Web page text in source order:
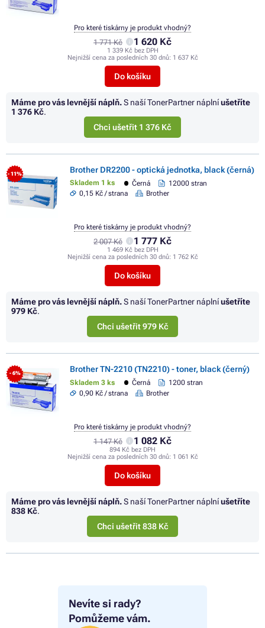
Nevíte si rady?
Pomůžeme vám.
1 771 Kč 1 620 Kč
1 339 Kč bez DPH
Nejnižší cena za posledních 30 dnů: 1 637 Kč
Do košíku
Pro které tiskárny je produkt vhodný?
Máme pro vás levnější náplň.S naší TonerPartner náplníušetříte
1 376 Kč.
Chci ušetřit 1 376 Kč
- 11% Brother DR2200 - optická jednotka, black (černá)
Skladem 1 ks Černá
12000 stran
0,15 Kč / strana
Brother
2 007 Kč 1 777 Kč
1 469 Kč bez DPH
Nejnižší cena za posledních 30 dnů: 1 762 Kč
Do košíku
Pro které tiskárny je produkt vhodný?
Máme pro vás levnější náplň.S naší TonerPartner náplníušetříte
979 Kč.
Chci ušetřit 979 Kč
- 6% Brother TN-2210 (TN2210) - toner, black (černý)
Skladem 3 ks Černá
1200 stran
0,90 Kč / strana
Brother
1 147 Kč 1 082 Kč
894 Kč bez DPH
Nejnižší cena za posledních 30 dnů: 1 061 Kč
Do košíku
Pro které tiskárny je produkt vhodný?
Máme pro vás levnější náplň.S naší TonerPartner náplníušetříte
838 Kč.
Chci ušetřit 838 Kč